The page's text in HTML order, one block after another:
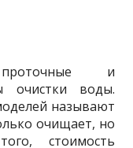
и
очистки воды.
называют
очищает, но
стоимость